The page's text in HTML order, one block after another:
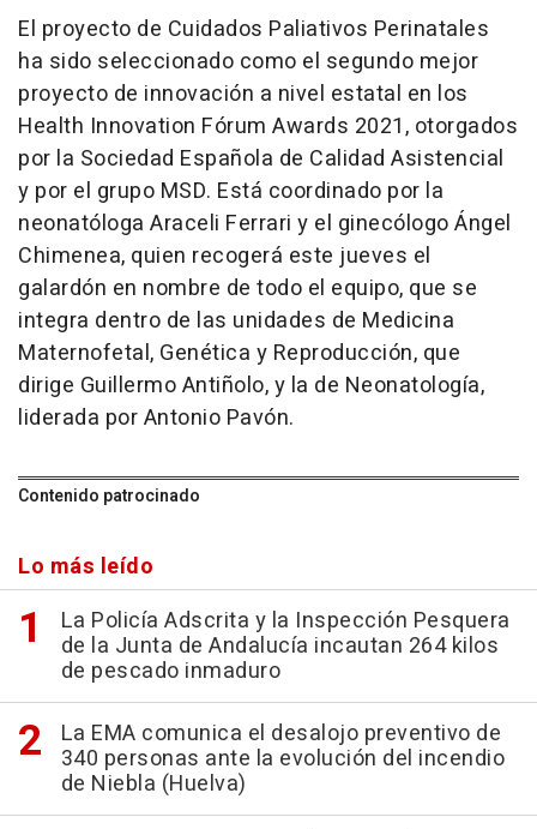
El proyecto de Cuidados Paliativos Perinatales
ha sido seleccionado como el segundo mejor
proyecto de innovación a nivel estatal en los
Health Innovation Fórum Awards 2021, otorgados
por la Sociedad Española de Calidad Asistencial
y por el grupo MSD. Está coordinado por la
neonatóloga Araceli Ferrari y el ginecólogo Ángel
Chimenea, quien recogerá este jueves el
galardón en nombre de todo el equipo, que se
integra dentro de las unidades de Medicina
Maternofetal, Genética y Reproducción, que
dirige Guillermo Antiñolo, y la de Neonatología,
liderada por Antonio Pavón.
Contenido patrocinado
Lo más leído
La Policía Adscrita y la Inspección Pesquera
de la Junta de Andalucía incautan 264 kilos
de pescado inmaduro
La EMA comunica el desalojo preventivo de
340 personas ante la evolución del incendio
de Niebla (Huelva)